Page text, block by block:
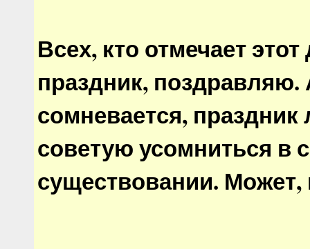
Всех, кто отмечает этот
праздник, поздравляю.
сомневается, праздник
советую усомниться в
существовании. Может,